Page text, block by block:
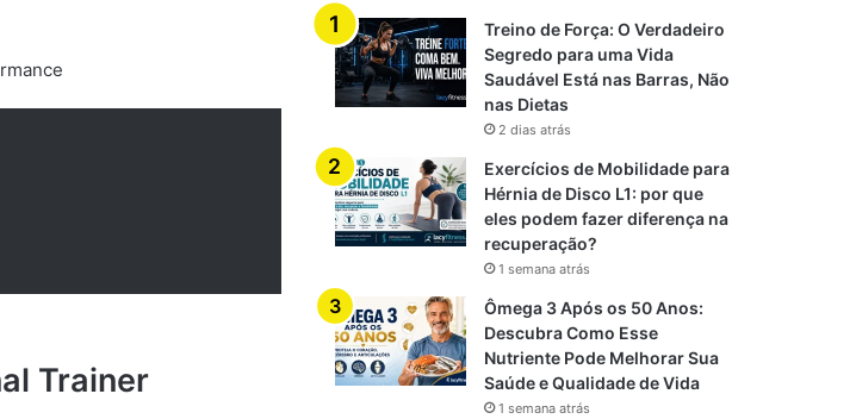
Trainer
Treino de Força: O Verdadeiro
Segredo para uma Vida
Saudável Está nas Barras, Não
nas Dietas
2 dias atrás
Exercícios de Mobilidade para
Hérnia de Disco L1: por que
eles podem fazer diferença na
recuperação?
1 semana atrás
Ômega 3 Após os 50 Anos:
Descubra Como Esse
Nutriente Pode Melhorar Sua
Saúde e Qualidade de Vida
1 semana atrás